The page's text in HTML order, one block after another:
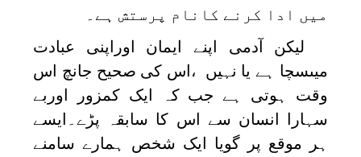
میں ادا کرنے کانام پرستش ہے۔
لیکن آدمی اپنے ایمان اوراپنی عبادت
میںسچا ہے یا نہیں ،اس کی صحیح جانچ اس
وقت ہوتی ہے جب کہ ایک کمزور اوربے
سہارا انسان سے اس کا سابقہ پڑے۔ایسے
ہر موقع پر گویا ایک شخص ہمارے سامنے